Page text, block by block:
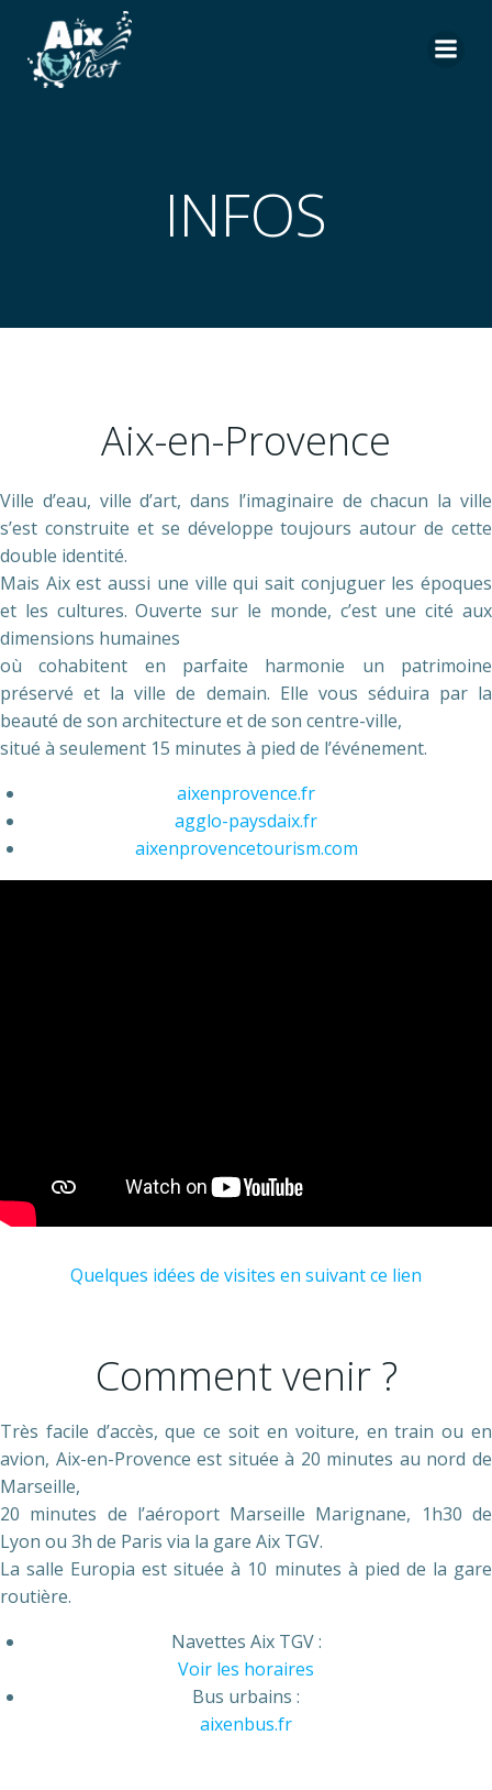
INFOS
Aix-en-Provence
Ville d’eau, ville d’art, dans l’imaginaire de chacun la ville
s’est construite et se développe toujours autour de cette
double identité.
Mais Aix est aussi une ville qui sait conjuguer les époques
et les cultures. Ouverte sur le monde, c’est une cité aux
dimensions humaines
où cohabitent en parfaite harmonie un patrimoine
préservé et la ville de demain. Elle vous séduira par la
beauté de son architecture et de son centre-ville,
situé à seulement 15 minutes à pied de l’événement.
aixenprovence.fr
agglo-paysdaix.fr
aixenprovencetourism.com
Quelques idées de visites en suivant ce lien
Comment venir ?
Très facile d’accès, que ce soit en voiture, en train ou en
avion, Aix-en-Provence est située à 20 minutes au nord de
Marseille,
20 minutes de l’aéroport Marseille Marignane, 1h30 de
Lyon ou 3h de Paris via la gare Aix TGV.
La salle Europia est située à 10 minutes à pied de la gare
routière.
Navettes Aix TGV :
Voir les horaires
Bus urbains :
aixenbus.fr